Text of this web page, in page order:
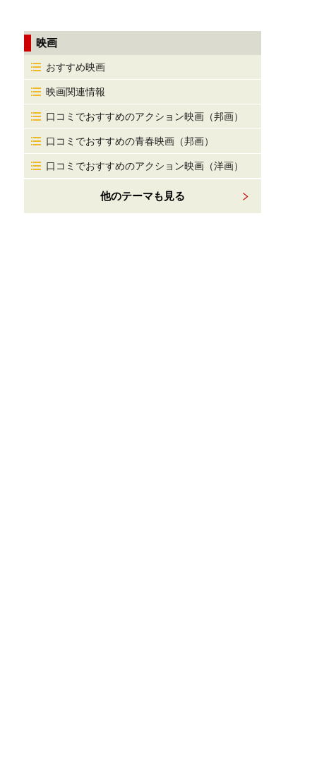
映画
おすすめ映画
映画関連情報
口コミでおすすめのアクション映画（邦画）
口コミでおすすめの青春映画（邦画）
口コミでおすすめのアクション映画（洋画）
他のテーマも見る